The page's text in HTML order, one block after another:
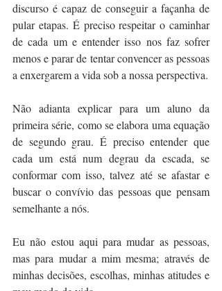
discurso é capaz de conseguir a façanha de
pular etapas. É preciso respeitar o caminhar
de cada um e entender isso nos faz sofrer
menos e parar de tentar convencer as pessoas
a enxergarem a vida sob a nossa perspectiva.
Não adianta explicar para um aluno da
primeira série, como se elabora uma equação
de segundo grau. É preciso entender que
cada um está num degrau da escada, se
conformar com isso, talvez até se afastar e
buscar o convívio das pessoas que pensam
semelhante a nós.
Eu não estou aqui para mudar as pessoas,
mas para mudar a mim mesma; através de
minhas decisões, escolhas, minhas atitudes e